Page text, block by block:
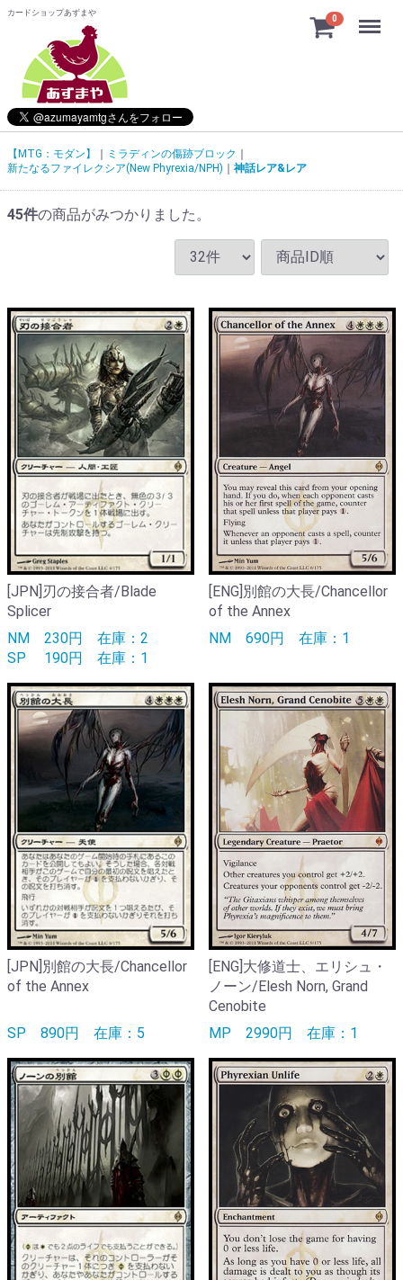
カードショップあずまや
0 Menu
【MTG：モダン】
ミラディンの傷跡ブロック
新たなるファイレクシア(New Phyrexia/NPH)
神話レア&レア
45件の商品がみつかりました。
[JPN]刃の接合者/Blade
Splicer
NM 230円 在庫：2
SP
190円 在庫：1
[ENG]別館の大長/Chancellor
of the Annex
NM 690円 在庫：1
[JPN]別館の大長/Chancellor
of the Annex
SP 890円 在庫：5
[ENG]大修道士、エリシュ・
ノーン/Elesh Norn, Grand
Cenobite
MP 2990円 在庫：1